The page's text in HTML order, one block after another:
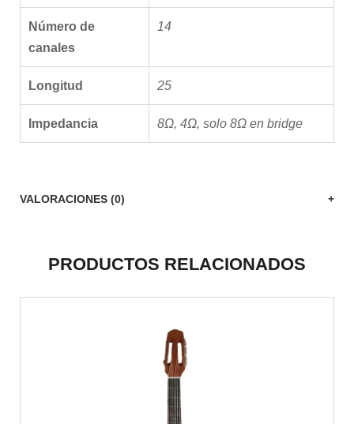
Número de
canales
14
Longitud 25
Impedancia 8Ω, 4Ω, solo 8Ω en bridge
VALORACIONES (0)
PRODUCTOS RELACIONADOS